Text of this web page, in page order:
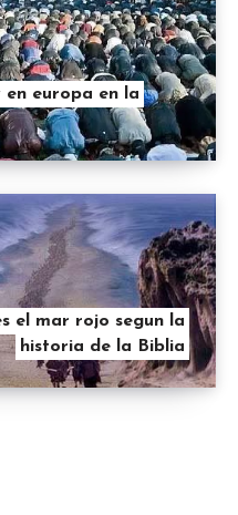
en europa en la
el mar rojo segun la
historia de la Biblia